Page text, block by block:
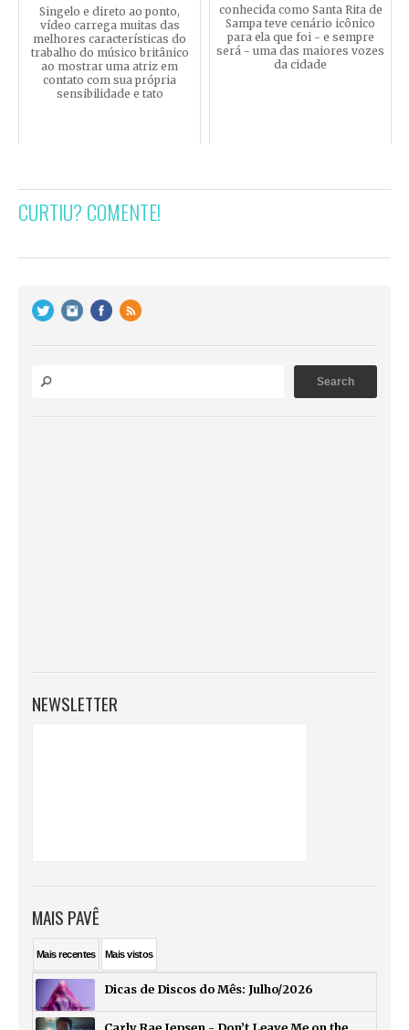
Singelo e direto ao ponto,
vídeo carrega muitas das
melhores características do
trabalho do músico britânico
ao mostrar uma atriz em
contato com sua própria
sensibilidade e tato
conhecida como Santa Rita de
Sampa teve cenário icônico
para ela que foi - e sempre
será - uma das maiores vozes
da cidade
CURTIU? COMENTE!
NEWSLETTER
MAIS PAVÊ
Maisrecentes Maisvistos
Dicas de Discos do Mês: Julho/2026